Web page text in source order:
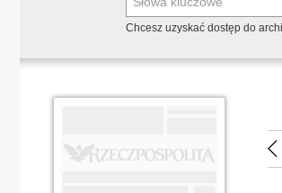
Chcesz uzyskać dostęp do